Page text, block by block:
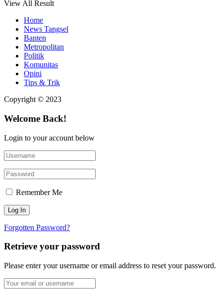
View All Result
Home
News Tangsel
Banten
Metropolitan
Politik
Komunitas
Opini
Tips & Trik
Copyright © 2023
Welcome Back!
Login to your account below
Remember Me
Forgotten Password?
Retrieve your password
Please enter your username or email address to reset your password.